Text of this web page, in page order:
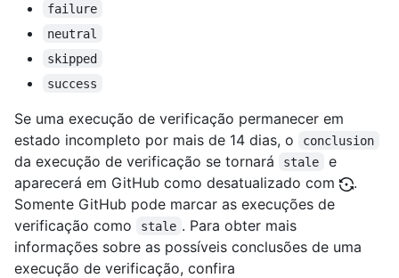
failure
neutral
skipped
success
Se uma execução de verificação permanecer em
estado incompleto por mais de 14 dias, o
conclusion
da execução de verificação se tornará stale
e
aparecerá em GitHub como desatualizado com
.
Somente GitHub pode marcar as execuções de
verificação como
stale . Para obter mais
informações sobre as possíveis conclusões de uma
execução de verificação, confira